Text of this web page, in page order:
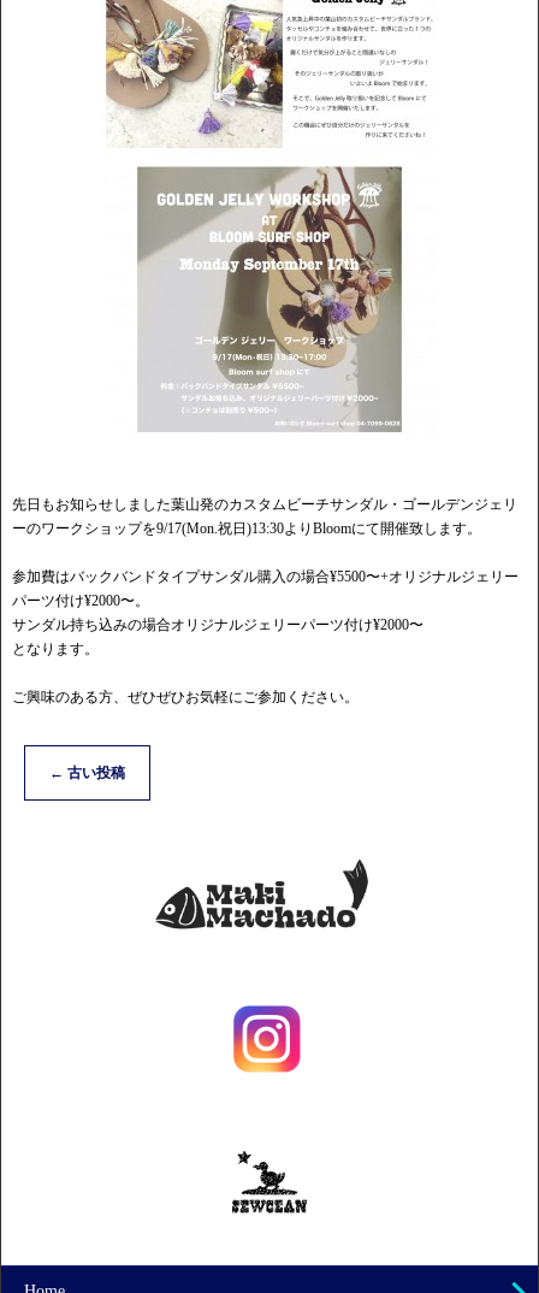
先日もお知らせしました葉山発のカスタムビーチサンダル・ゴールデンジェリ
ーのワークショップを9/17(Mon.祝日)13:30よりBloomにて開催致します。
参加費はバックバンドタイプサンダル購入の場合¥5500〜+オリジナルジェリー
パーツ付け¥2000〜。
サンダル持ち込みの場合オリジナルジェリーパーツ付け¥2000〜
となります。
ご興味のある方、ぜひぜひお気軽にご参加ください。
← 古い投稿